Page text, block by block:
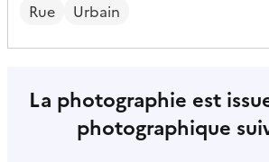
Rue Urbain
La photographie est
photographique